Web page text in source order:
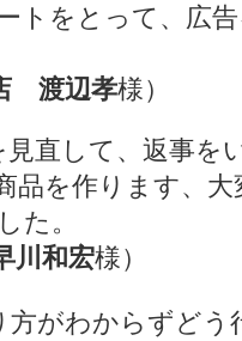
トをとって、広
渡辺孝様）
直して、返事を
品を作ります、
た。
川和宏様）
方がわからずどう